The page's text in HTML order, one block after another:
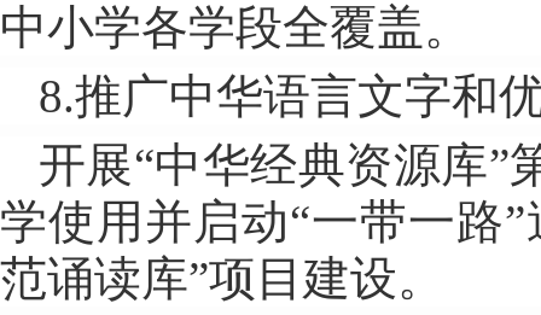
中小学各学段全覆盖。
8.推广中华语言文字和
开展“中华经典资源库”
学使用并启动“一带一路
范诵读库”项目建设。